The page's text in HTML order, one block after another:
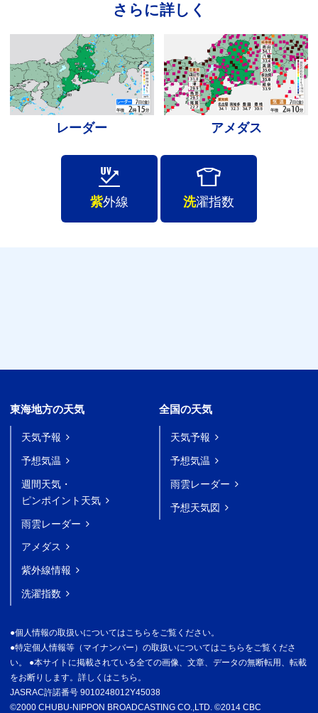
さらに詳しく
レーダー アメダス
紫外線 洗濯指数
東海地方の天気
天気予報
予想気温
週間天気・
ピンポイント天気
雨雲レーダー
アメダス
紫外線情報
洗濯指数
全国の天気
天気予報
予想気温
雨雲レーダー
予想天気図
●個人情報の取扱いについてはこちらをご覧ください。
●特定個人情報等（マイナンバー）の取扱いについてはこちらをご覧くださ
い。
●本サイトに掲載されている全ての画像、文章、データの無断転用、転載
をお断りします。詳しくはこちら。
JASRAC許諾番号 9010248012Y45038
©2000 CHUBU-NIPPON BROADCASTING CO.,LTD. ©2014 CBC